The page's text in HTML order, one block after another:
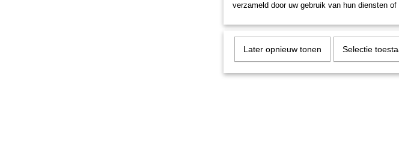
verzameld door uw gebruik van hun diensten
Later opnieuw tonen Selectie